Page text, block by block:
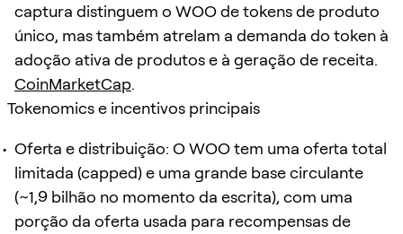
captura distinguem o WOO de tokens de produto
único, mas também atrelam a demanda do token à
adoção ativa de produtos e à geração de receita.
CoinMarketCap.
Tokenomics e incentivos principais
Oferta e distribuição: O WOO tem uma oferta total
limitada (capped) e uma grande base circulante
(~1,9 bilhão no momento da escrita), com uma
porção da oferta usada para recompensas de